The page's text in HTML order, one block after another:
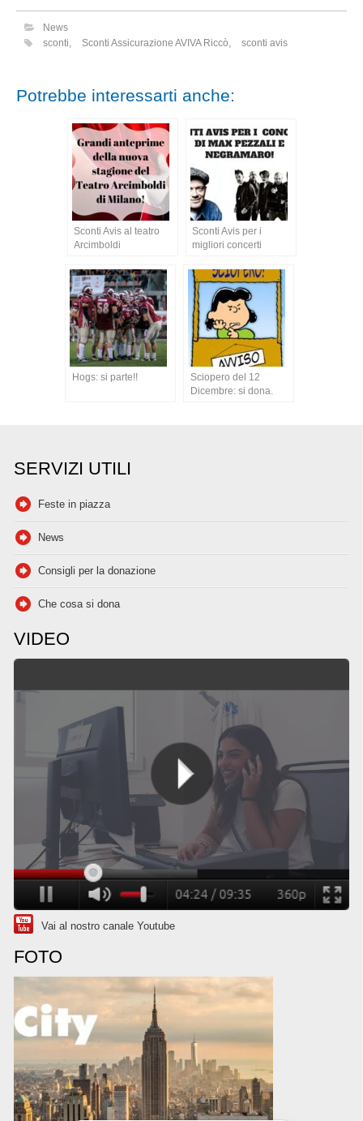
News
sconti
Sconti Assicurazione AVIVA Riccò sconti avis
Potrebbe interessarti anche:
Sconti Avis al teatro
Arcimboldi
Sconti Avis per i
migliori concerti
Hogs: si parte!!
Sciopero del 12
Dicembre: si dona.
SERVIZI UTILI
Feste in piazza
News
Consigli per la donazione
Che cosa si dona
VIDEO
Vai al nostro canale Youtube
FOTO